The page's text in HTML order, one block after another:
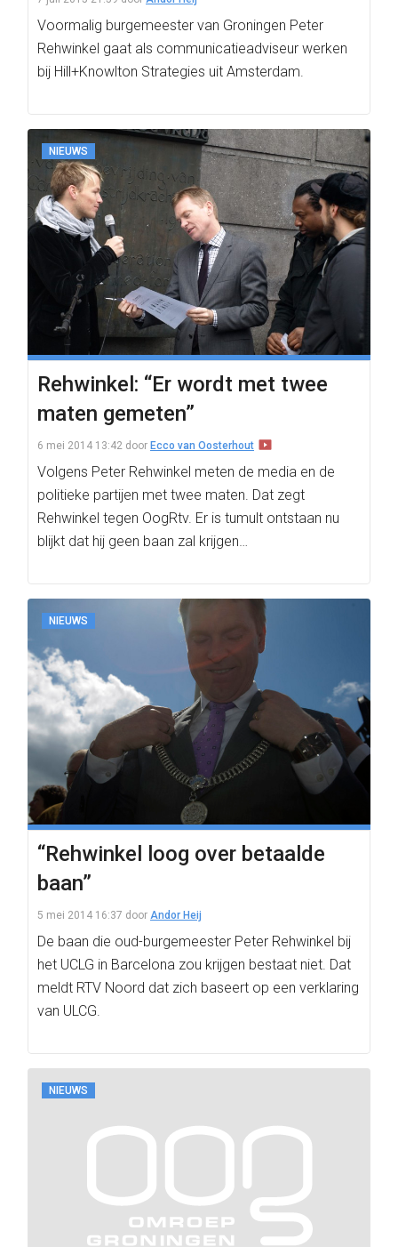
Voormalig burgemeester van Groningen Peter
Rehwinkel gaat als communicatieadviseur werken
bij Hill+Knowlton Strategies uit Amsterdam.
NIEUWS
Rehwinkel: “Er wordt met twee
maten gemeten”
6 mei 2014 13:42 door Ecco van Oosterhout
Volgens Peter Rehwinkel meten de media en de
politieke partijen met twee maten. Dat zegt
Rehwinkel tegen OogRtv. Er is tumult ontstaan nu
blijkt dat hij geen baan zal krijgen…
NIEUWS
“Rehwinkel loog over betaalde
baan”
5 mei 2014 16:37 door Andor Heij
De baan die oud-burgemeester Peter Rehwinkel bij
het UCLG in Barcelona zou krijgen bestaat niet. Dat
meldt RTV Noord dat zich baseert op een verklaring
van ULCG.
NIEUWS